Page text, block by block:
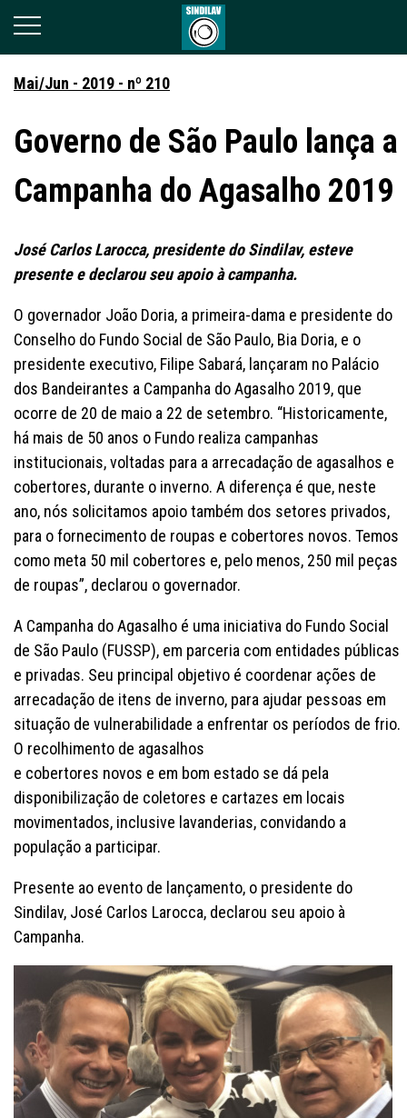
Mai/Jun - 2019 - nº 210
Governo de São Paulo lança a
Campanha do Agasalho 2019
José Carlos Larocca, presidente do Sindilav, esteve
presente e declarou seu apoio à campanha.
O governador João Doria, a primeira-dama e presidente do
Conselho do Fundo Social de São Paulo, Bia Doria, e o
presidente executivo, Filipe Sabará, lançaram no Palácio
dos Bandeirantes a Campanha do Agasalho 2019, que
ocorre de 20 de maio a 22 de setembro. “Historicamente,
há mais de 50 anos o Fundo realiza campanhas
institucionais, voltadas para a arrecadação de agasalhos e
cobertores, durante o inverno. A diferença é que, neste
ano, nós solicitamos apoio também dos setores privados,
para o fornecimento de roupas e cobertores novos. Temos
como meta 50 mil cobertores e, pelo menos, 250 mil peças
de roupas”, declarou o governador.
A Campanha do Agasalho é uma iniciativa do Fundo Social
de São Paulo (FUSSP), em parceria com entidades públicas
e privadas. Seu principal objetivo é coordenar ações de
arrecadação de itens de inverno, para ajudar pessoas em
situação de vulnerabilidade a enfrentar os períodos de frio.
O recolhimento de agasalhos
e cobertores novos e em bom estado se dá pela
disponibilização de coletores e cartazes em locais
movimentados, inclusive lavanderias, convidando a
população a participar.
Presente ao evento de lançamento, o presidente do
Sindilav, José Carlos Larocca, declarou seu apoio à
Campanha.